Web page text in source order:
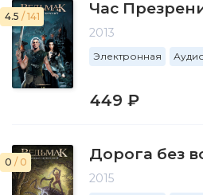
4.5 / 141 Час
2013
Электронная
449 ₽
0 / 0 Дорога без
2015